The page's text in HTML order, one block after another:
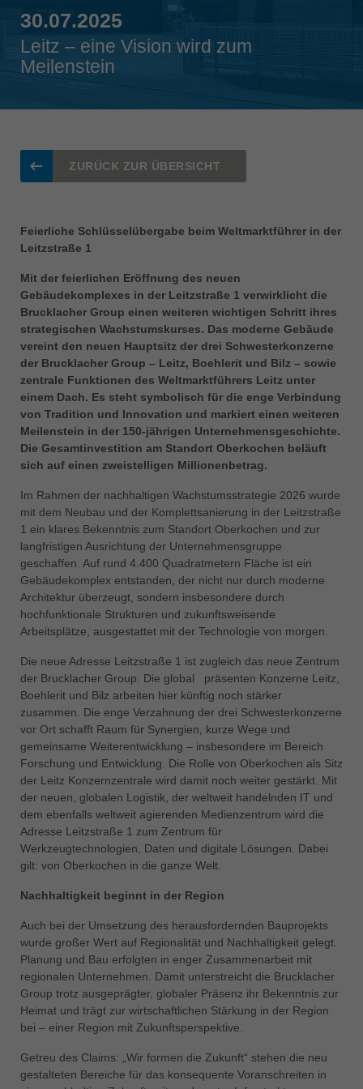
Singapore
Suomi
Taiwan
türkçe
english
Việt Nam
中国
中文
ประเทศไทย
ไทย
Україна
yкраїнська
30.07.2025
Leitz – eine Vision wird zum
Meilenstein
ZURÜCK ZUR ÜBERSICHT
Feierliche Schlüsselübergabe beim Weltmarktführer in der
Leitzstraße 1
Mit der feierlichen Eröffnung des neuen
Gebäudekomplexes in der Leitzstraße 1 verwirklicht die
Brucklacher Group einen weiteren wichtigen Schritt ihres
strategischen Wachstumskurses. Das moderne Gebäude
vereint den neuen Hauptsitz der drei Schwesterkonzerne
der Brucklacher Group – Leitz, Boehlerit und Bilz – sowie
zentrale Funktionen des Weltmarktführers Leitz unter
einem Dach. Es steht symbolisch für die enge Verbindung
von Tradition und Innovation und markiert einen weiteren
Meilenstein in der 150-jährigen Unternehmensgeschichte.
Die Gesamtinvestition am Standort Oberkochen beläuft
sich auf einen zweistelligen Millionenbetrag.
Im Rahmen der nachhaltigen Wachstumsstrategie 2026 wurde
mit dem Neubau und der Komplettsanierung in der Leitzstraße
1 ein klares Bekenntnis zum Standort Oberkochen und zur
langfristigen Ausrichtung der Unternehmensgruppe
geschaffen. Auf rund 4.400 Quadratmetern Fläche ist ein
Gebäudekomplex entstanden, der nicht nur durch moderne
Architektur überzeugt, sondern insbesondere durch
hochfunktionale Strukturen und zukunftsweisende
Arbeitsplätze, ausgestattet mit der Technologie von morgen.
Die neue Adresse Leitzstraße 1 ist zugleich das neue Zentrum
der Brucklacher Group. Die global präsenten Konzerne Leitz,
Boehlerit und Bilz arbeiten hier künftig noch stärker
zusammen. Die enge Verzahnung der drei Schwesterkonzerne
vor Ort schafft Raum für Synergien, kurze Wege und
gemeinsame Weiterentwicklung – insbesondere im Bereich
Forschung und Entwicklung. Die Rolle von Oberkochen als Sitz
der Leitz Konzernzentrale wird damit noch weiter gestärkt. Mit
der neuen, globalen Logistik, der weltweit handelnden IT und
dem ebenfalls weltweit agierenden Medienzentrum wird die
Adresse Leitzstraße 1 zum Zentrum für
Werkzeugtechnologien, Daten und digitale Lösungen. Dabei
gilt: von Oberkochen in die ganze Welt.
Nachhaltigkeit beginnt in der Region
Auch bei der Umsetzung des herausfordernden Bauprojekts
wurde großer Wert auf Regionalität und Nachhaltigkeit gelegt.
Planung und Bau erfolgten in enger Zusammenarbeit mit
regionalen Unternehmen. Damit unterstreicht die Brucklacher
Group trotz ausgeprägter, globaler Präsenz ihr Bekenntnis zur
Heimat und trägt zur wirtschaftlichen Stärkung in der Region
bei – einer Region mit Zukunftsperspektive.
Getreu des Claims: „Wir formen die Zukunft“ stehen die neu
gestalteten Bereiche für das konsequente Voranschreiten in